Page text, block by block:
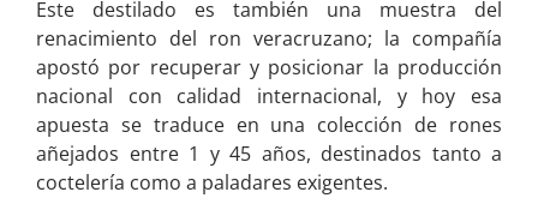
Este destilado es también una muestra del
renacimiento del ron veracruzano; la compañía
apostó por recuperar y posicionar la producción
nacional con calidad internacional, y hoy esa
apuesta se traduce en una colección de rones
añejados entre 1 y 45 años, destinados tanto a
coctelería como a paladares exigentes.